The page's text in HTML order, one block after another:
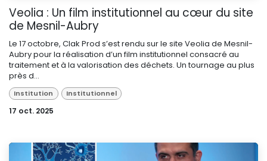
Veolia : Un film institutionnel au cœur du site
de Mesnil-Aubry
Le 17 octobre, Clak Prod s’est rendu sur le site Veolia de Mesnil-
Aubry pour la réalisation d’un film institutionnel consacré au
traitement et à la valorisation des déchets. Un tournage au plus
près d...
Institution Institutionnel
17 oct. 2025